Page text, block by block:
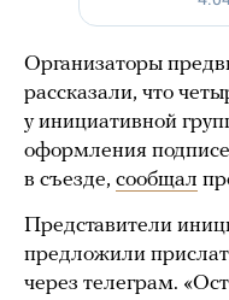
Организаторы
рассказали, что
у инициативной
оформления
в съезде, сообщал
Представители
предложили
через телеграм.